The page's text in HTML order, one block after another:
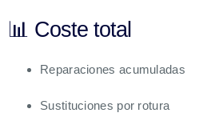
📊 Coste total
Reparaciones acumuladas
Sustituciones por rotura